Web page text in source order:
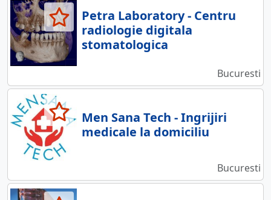
Petra Laboratory - Centru
radiologie digitala
stomatologica
Bucuresti
Men Sana Tech - Ingrijiri
medicale la domiciliu
Bucuresti